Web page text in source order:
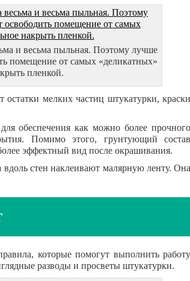
и весьма пыльная. Поэтому лучше
помещение от самых «деликатных»
пленкой.
мелких частиц штукатурки,
обеспечения как можно более
Помимо этого, грунтующий
эффектный вид после окрашивания.
стен наклеивают малярную ленту.
которые помогут выполнить
разводы и просветы штукатурки.